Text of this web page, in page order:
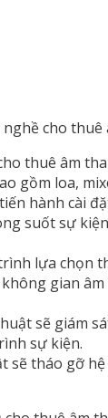
cho thuê
thuê âm
gồm loa,
hành cài
suốt sự
lựa chọn
gian
sẽ giám
sự kiện.
sẽ tháo gỡ